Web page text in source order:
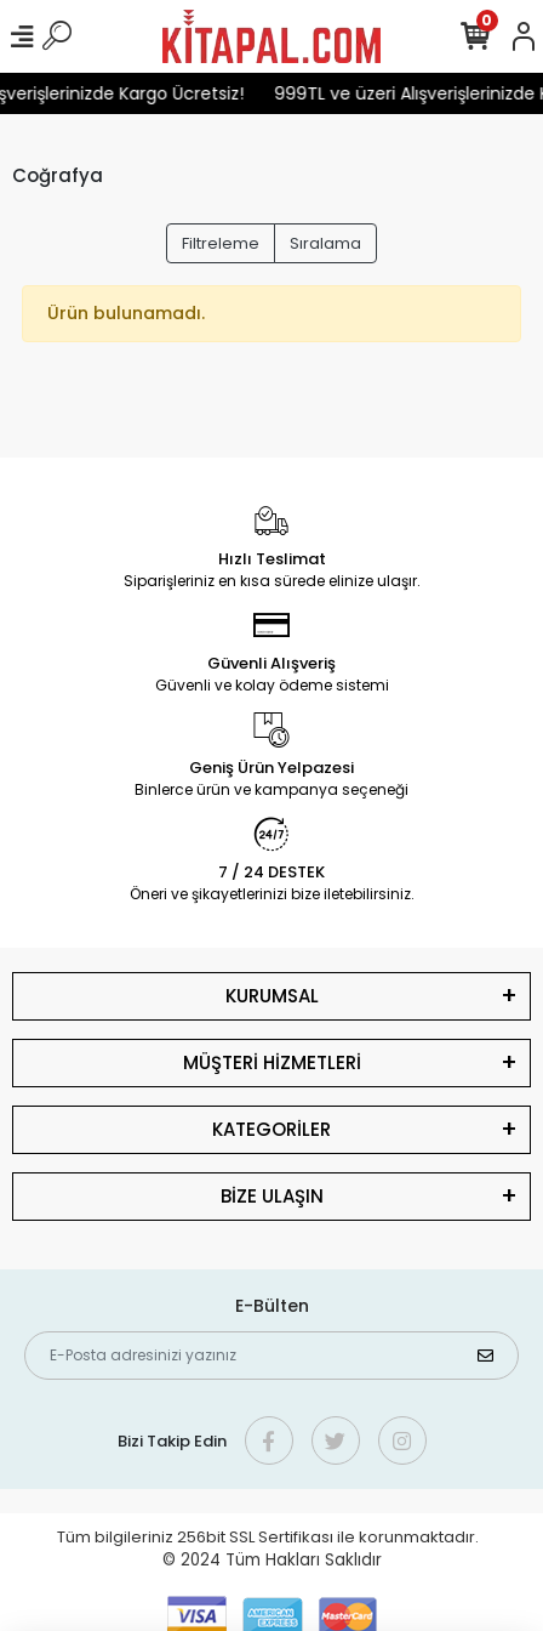
Kargo Ücretsiz! 999TL ve üzeri Alışverişlerinizde
0
Coğrafya
Filtreleme Sıralama
Ürün bulunamadı.
Hızlı Teslimat
Siparişleriniz en kısa sürede elinize ulaşır.
Güvenli Alışveriş
Güvenli ve kolay ödeme sistemi
Geniş Ürün Yelpazesi
Binlerce ürün ve kampanya seçeneği
7 / 24 DESTEK
Öneri ve şikayetlerinizi bize iletebilirsiniz.
KURUMSAL
MÜŞTERİ HİZMETLERİ
KATEGORİLER
BİZE ULAŞIN
E-Bülten
Bizi Takip Edin
Tüm bilgileriniz 256bit SSL Sertifikası ile korunmaktadır.
© 2024 Tüm Hakları Saklıdır